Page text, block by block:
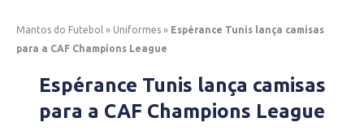
Mantos do Futebol » Uniformes » Espérance Tunis lança camisas
para a CAF Champions League
Espérance Tunis lança camisas
para a CAF Champions League